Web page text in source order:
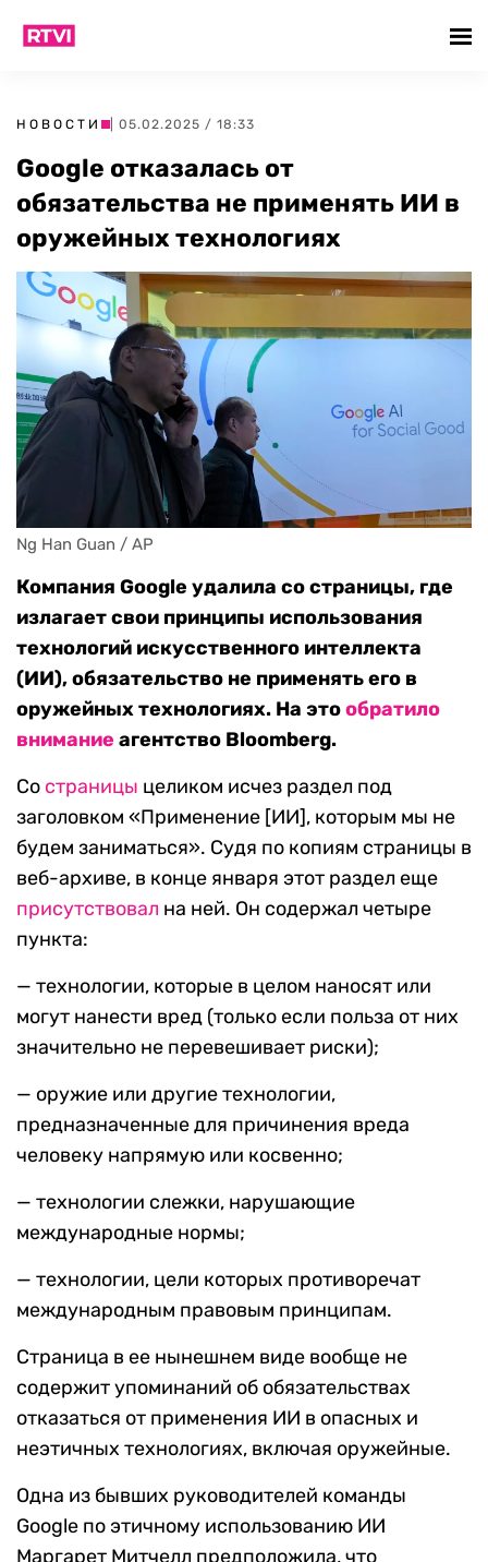
НОВОСТИ | 05.02.2025 / 18:33
Google отказалась от
обязательства не применять ИИ в
оружейных технологиях
Ng Han Guan / AP
Компания Google удалила со страницы, где
излагает свои принципы использования
технологий искусственного интеллекта
(ИИ), обязательство не применять его в
оружейных технологиях. На этообратило
внимание агентство Bloomberg.
Со страницы целиком исчез раздел под
заголовком «Применение [ИИ], которым мы не
будем заниматься». Судя по копиям страницы в
веб-архиве, в конце января этот раздел еще
присутствовал на ней. Он содержал четыре
пункта:
— технологии, которые в целом наносят или
могут нанести вред (только если польза от них
значительно не перевешивает риски);
— оружие или другие технологии,
предназначенные для причинения вреда
человеку напрямую или косвенно;
— технологии слежки, нарушающие
международные нормы;
— технологии, цели которых противоречат
международным правовым принципам.
Страница в ее нынешнем виде вообще не
содержит упоминаний об обязательствах
отказаться от применения ИИ в опасных и
неэтичных технологиях, включая оружейные.
Одна из бывших руководителей команды
Google по этичному использованию ИИ
Маргарет Митчелл предположила, что